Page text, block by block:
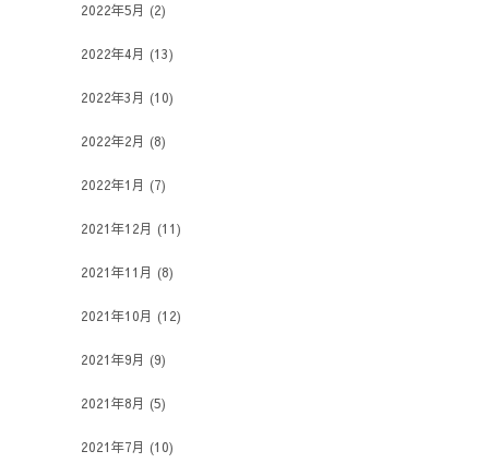
2022年5月 (2)
2022年4月 (13)
2022年3月 (10)
2022年2月 (8)
2022年1月 (7)
2021年12月 (11)
2021年11月 (8)
2021年10月 (12)
2021年9月 (9)
2021年8月 (5)
2021年7月 (10)